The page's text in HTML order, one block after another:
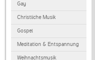
Gay
Christliche Musik
Gospel
Meditation & Entspannung
Weihnachtsmusik